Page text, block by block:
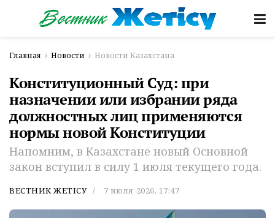
Главная Новости Новости Казахстана
Конституционный Суд: при
назначении или избрании ряда
должностных лиц применяются
нормы новой Конституции
Напомним, в Казахстане новый Основной
закон вступил в силу 1 июля текущего года.
ВЕСТНИК ЖЕТІСУ 7 июля 2026, 17:47